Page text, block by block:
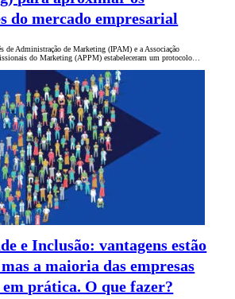
do mercado empresarial
de Administração de Marketing (IPAM) e a Associação
do Marketing (APPM) estabeleceram um protocolo…
e Inclusão: vantagens estão
a maioria das empresas
em prática. O que fazer?